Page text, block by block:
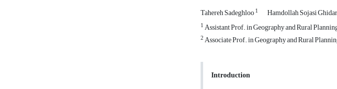
Tahereh Sadeghloo1 Hamdollah Sojasi
1Assistant Prof. in Geography and Rural
2Associate Prof. in Geography and Rural
Introduction